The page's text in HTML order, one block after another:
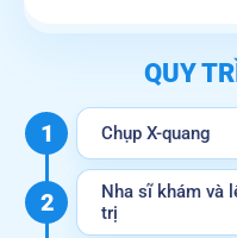
QUY
1 Chụp X-quang
2
Nha sĩ khám và
trị